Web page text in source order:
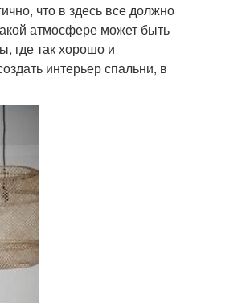
что в здесь все должно
атмосфере может быть
где так хорошо и
интерьер спальни, в